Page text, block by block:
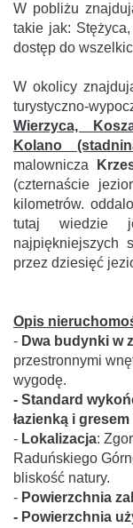
W pobliżu
takie jak:
dostęp do
W okolicy
turystyczno-
Wierzyca,
Kolano
malownicza
(czternaście
kilometrów.
tutaj wiedzie
najpiękniejszych
przez dziesięć
Opis
- Dwa budynki w
przestronnymi
wygodę.
- Standard
łazienką i
- Lokalizacja:
Raduńskiego
bliskość natury.
- Powierzchnia
- Powierzchnia